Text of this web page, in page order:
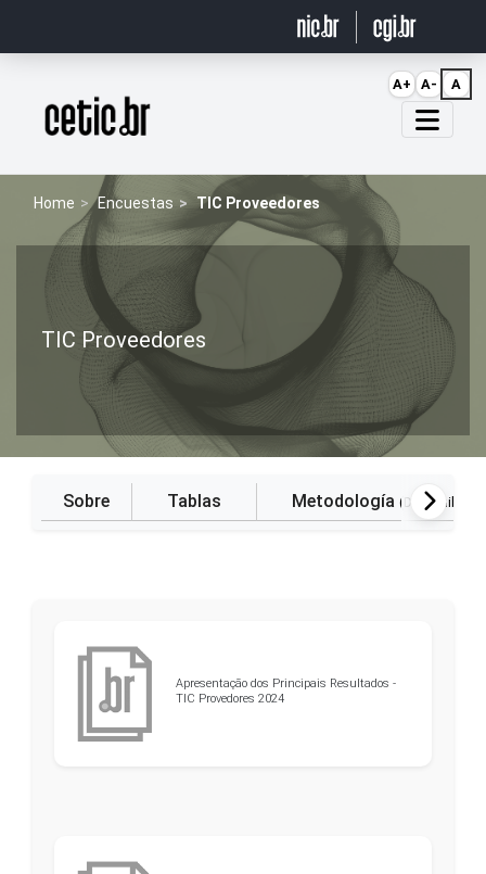
Página inicial
Home Encuestas TIC Proveedores
TIC Proveedores
Sobre Tablas Metodología (Disponible
Apresentação dos Principais Resultados -
TIC Provedores 2024
A+ A- A